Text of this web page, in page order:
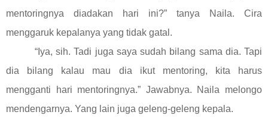
mentoringnya diadakan hari ini?” tanya Naila. Cira
menggaruk kepalanya yang tidak gatal.
“Iya, sih. Tadi juga saya sudah bilang sama dia. Tapi
dia bilang kalau mau dia ikut mentoring, kita harus
mengganti hari mentoringnya.” Jawabnya. Naila melongo
mendengarnya. Yang lain juga geleng-geleng kepala.